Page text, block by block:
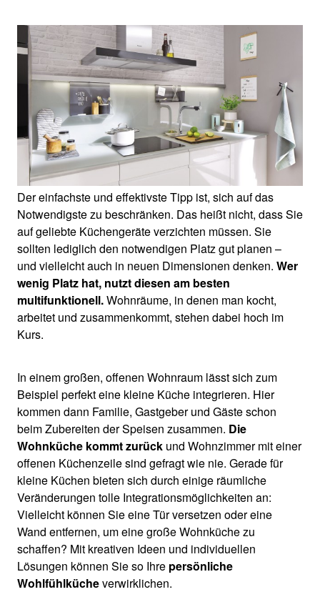
Der einfachste und effektivste Tipp ist, sich auf das
Notwendigste zu beschränken. Das heißt nicht, dass Sie
auf geliebte Küchengeräte verzichten müssen. Sie
sollten lediglich den notwendigen Platz gut planen –
und vielleicht auch in neuen Dimensionen denken. Wer
wenig Platz hat, nutzt diesen am besten
multifunktionell.Wohnräume, in denen man kocht,
arbeitet und zusammenkommt, stehen dabei hoch im
Kurs.
In einem großen, offenen Wohnraum lässt sich zum
Beispiel perfekt eine kleine Küche integrieren. Hier
kommen dann Familie, Gastgeber und Gäste schon
beim Zubereiten der Speisen zusammen. Die
Wohnküche kommt zurück und Wohnzimmer mit einer
offenen Küchenzeile sind gefragt wie nie. Gerade für
kleine Küchen bieten sich durch einige räumliche
Veränderungen tolle Integrationsmöglichkeiten an:
Vielleicht können Sie eine Tür versetzen oder eine
Wand entfernen, um eine große Wohnküche zu
schaffen? Mit kreativen Ideen und individuellen
Lösungen können Sie so Ihre persönliche
Wohlfühlkücheverwirklichen.